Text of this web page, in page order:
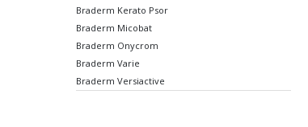
Braderm Kerato Psor
Braderm Micobat
Braderm Onycrom
Braderm Varie
Braderm Versiactive